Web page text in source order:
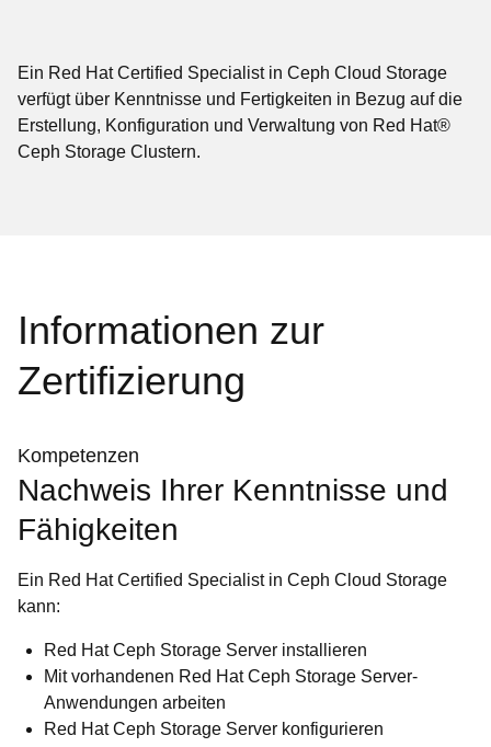
Ein Red Hat Certified Specialist in Ceph Cloud Storage
verfügt über Kenntnisse und Fertigkeiten in Bezug auf die
Erstellung, Konfiguration und Verwaltung von Red Hat®
Ceph Storage Clustern.
Informationen zur
Zertifizierung
Kompetenzen
Nachweis Ihrer Kenntnisse und
Fähigkeiten
Ein Red Hat Certified Specialist in Ceph Cloud Storage
kann:
Red Hat Ceph Storage Server installieren
Mit vorhandenen Red Hat Ceph Storage Server-
Anwendungen arbeiten
Red Hat Ceph Storage Server konfigurieren